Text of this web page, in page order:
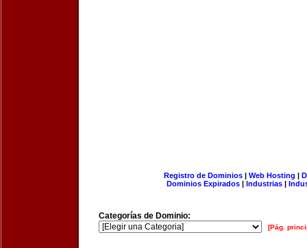
Registro de Dominios| Web Hosting |
Dominios Expirados | Industrias |
Categorías de Dominio:
[Pág.